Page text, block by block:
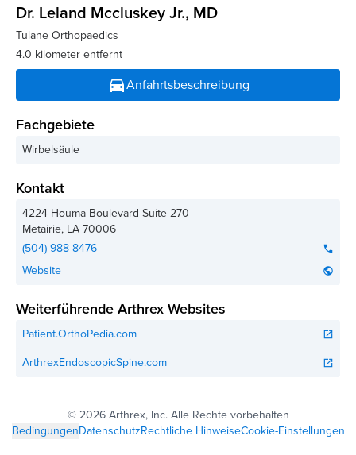
Dr. Leland Mccluskey Jr., MD
Tulane Orthopaedics
4.0 kilometer entfernt
directions_carAnfahrtsbeschreibung
Fachgebiete
Wirbelsäule
Kontakt
4224 Houma Boulevard Suite 270
Metairie, LA70006
(504) 988-8476
phone
Website public
Weiterführende Arthrex Websites
Patient.OrthoPedia.com open_in_new
ArthrexEndoscopicSpine.com open_in_new
© 2026 Arthrex, Inc. Alle Rechte vorbehalten
BedingungenDatenschutzRechtliche HinweiseCookie-Einstellungen